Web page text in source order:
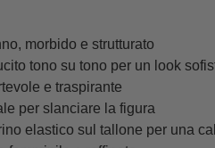
morbido e strutturato
tono su tono per un look
e traspirante
per slanciare la figura
elastico sul tallone per una